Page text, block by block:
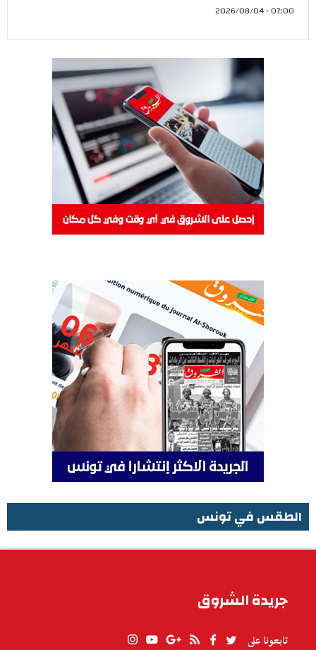
07:00 - 2026/08/04
الطقس في تونس
جريدة الشروق
تابعونا على